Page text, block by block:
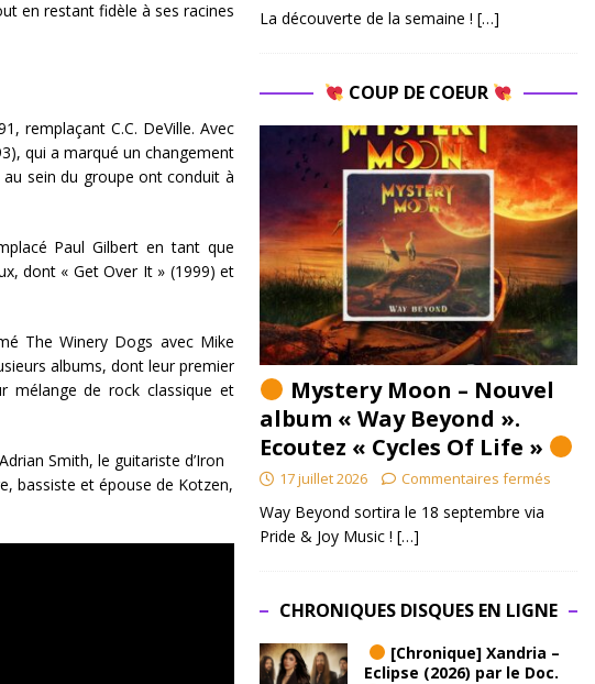
en restant fidèle à ses racines
remplaçant C.C. DeVille. Avec
qui a marqué un changement
sein du groupe ont conduit à
Paul Gilbert en tant que
dont « Get Over It » (1999) et
The Winery Dogs avec Mike
albums, dont leur premier
mélange de rock classique et
Smith, le guitariste d’Iron
bassiste et épouse de Kotzen,
La découverte de la semaine ! […]
COUP DE COEUR
Mystery Moon – Nouvel
album « Way Beyond ».
Ecoutez « Cycles Of Life »
17 juillet 2026 Commentaires fermés
Way Beyond sortira le 18 septembre via
Pride & Joy Music ! […]
CHRONIQUES DISQUES EN LIGNE
[Chronique] Xandria –
Eclipse (2026) par le Doc.